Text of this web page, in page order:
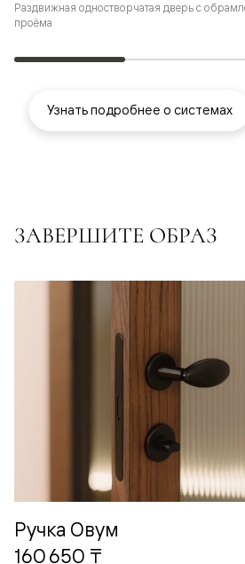
Раздвижная одностворчатая дверь с
проёма
Узнать подробнее о системах
ЗАВЕРШИТЕ ОБРАЗ
Ручка Овум
160 650 ₸